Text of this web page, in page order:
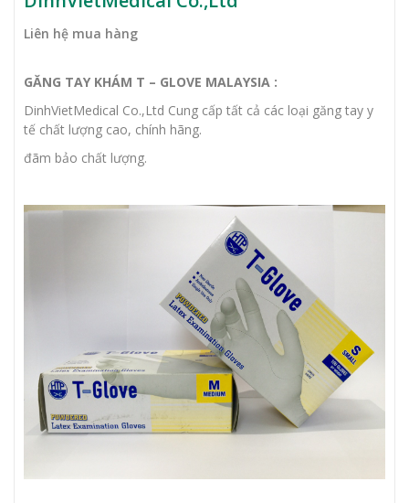
Liên hệ mua hàng
GĂNG TAY KHÁM T – GLOVE MALAYSIA :
DinhVietMedical Co.,Ltd Cung cấp tất cả các loại găng tay y
tế chất lượng cao, chính hãng.
đãm bảo chất lượng.